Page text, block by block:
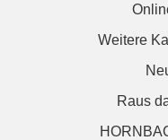
Weitere
Raus